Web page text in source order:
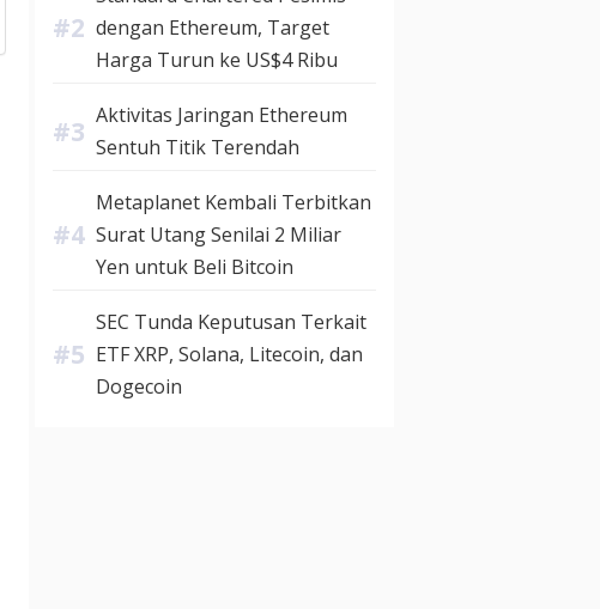
dengan Ethereum, Target
Harga Turun ke US$4 Ribu
Aktivitas Jaringan Ethereum
Sentuh Titik Terendah
Metaplanet Kembali Terbitkan
Surat Utang Senilai 2 Miliar
Yen untuk Beli Bitcoin
SEC Tunda Keputusan Terkait
ETF XRP, Solana, Litecoin, dan
Dogecoin